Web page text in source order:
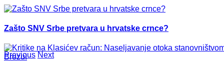
Zašto SNV Srbe pretvara u hrvatske crnce?
Previous Next